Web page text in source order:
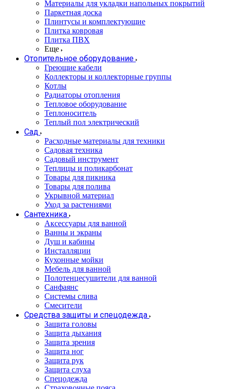
Материалы для укладки напольных покрытий
Паркетная доска
Плинтусы и комплектующие
Плитка ковровая
Плитка ПВХ
Еще
Отопительное оборудование
Греющие кабели
Коллекторы и коллекторные группы
Котлы
Радиаторы отопления
Тепловое оборудование
Теплоноситель
Теплый пол электрический
Сад
Расходные материалы для техники
Садовая техника
Садовый инструмент
Теплицы и поликарбонат
Товары для пикника
Товары для полива
Укрывной материал
Уход за растениями
Сантехника
Аксессуары для ванной
Ванны и экраны
Душ и кабины
Инсталляции
Кухонные мойки
Мебель для ванной
Полотенцесушители для ванной
Санфаянс
Системы слива
Смесители
Средства защиты и спецодежда
Защита головы
Защита дыхания
Защита зрения
Защита ног
Защита рук
Защита слуха
Спецодежда